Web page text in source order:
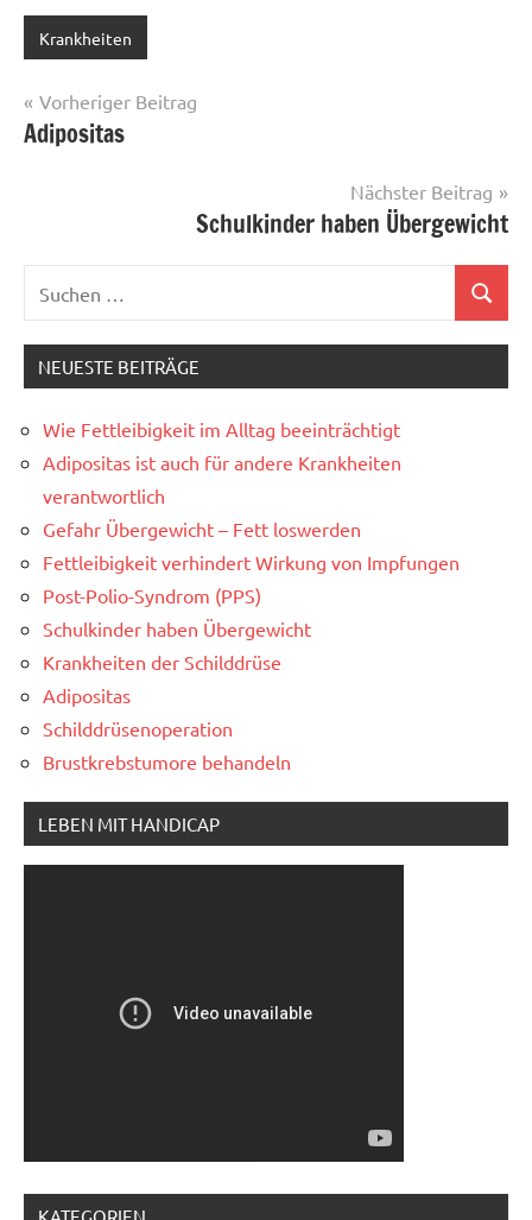
Krankheiten
Beitragsnavigation
Vorheriger Beitrag
Adipositas
Nächster Beitrag
Schulkinder haben Übergewicht
NEUESTE BEITRÄGE
Wie Fettleibigkeit im Alltag beeinträchtigt
Adipositas ist auch für andere Krankheiten
verantwortlich
Gefahr Übergewicht – Fett loswerden
Fettleibigkeit verhindert Wirkung von Impfungen
Post-Polio-Syndrom (PPS)
Schulkinder haben Übergewicht
Krankheiten der Schilddrüse
Adipositas
Schilddrüsenoperation
Brustkrebstumore behandeln
LEBEN MIT HANDICAP